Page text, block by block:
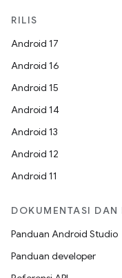
RILIS
Android 17
Android 16
Android 15
Android 14
Android 13
Android 12
Android 11
DOKUMENTASI
Panduan Android Studio
Panduan developer